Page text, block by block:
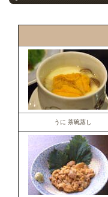
うに 茶碗蒸し